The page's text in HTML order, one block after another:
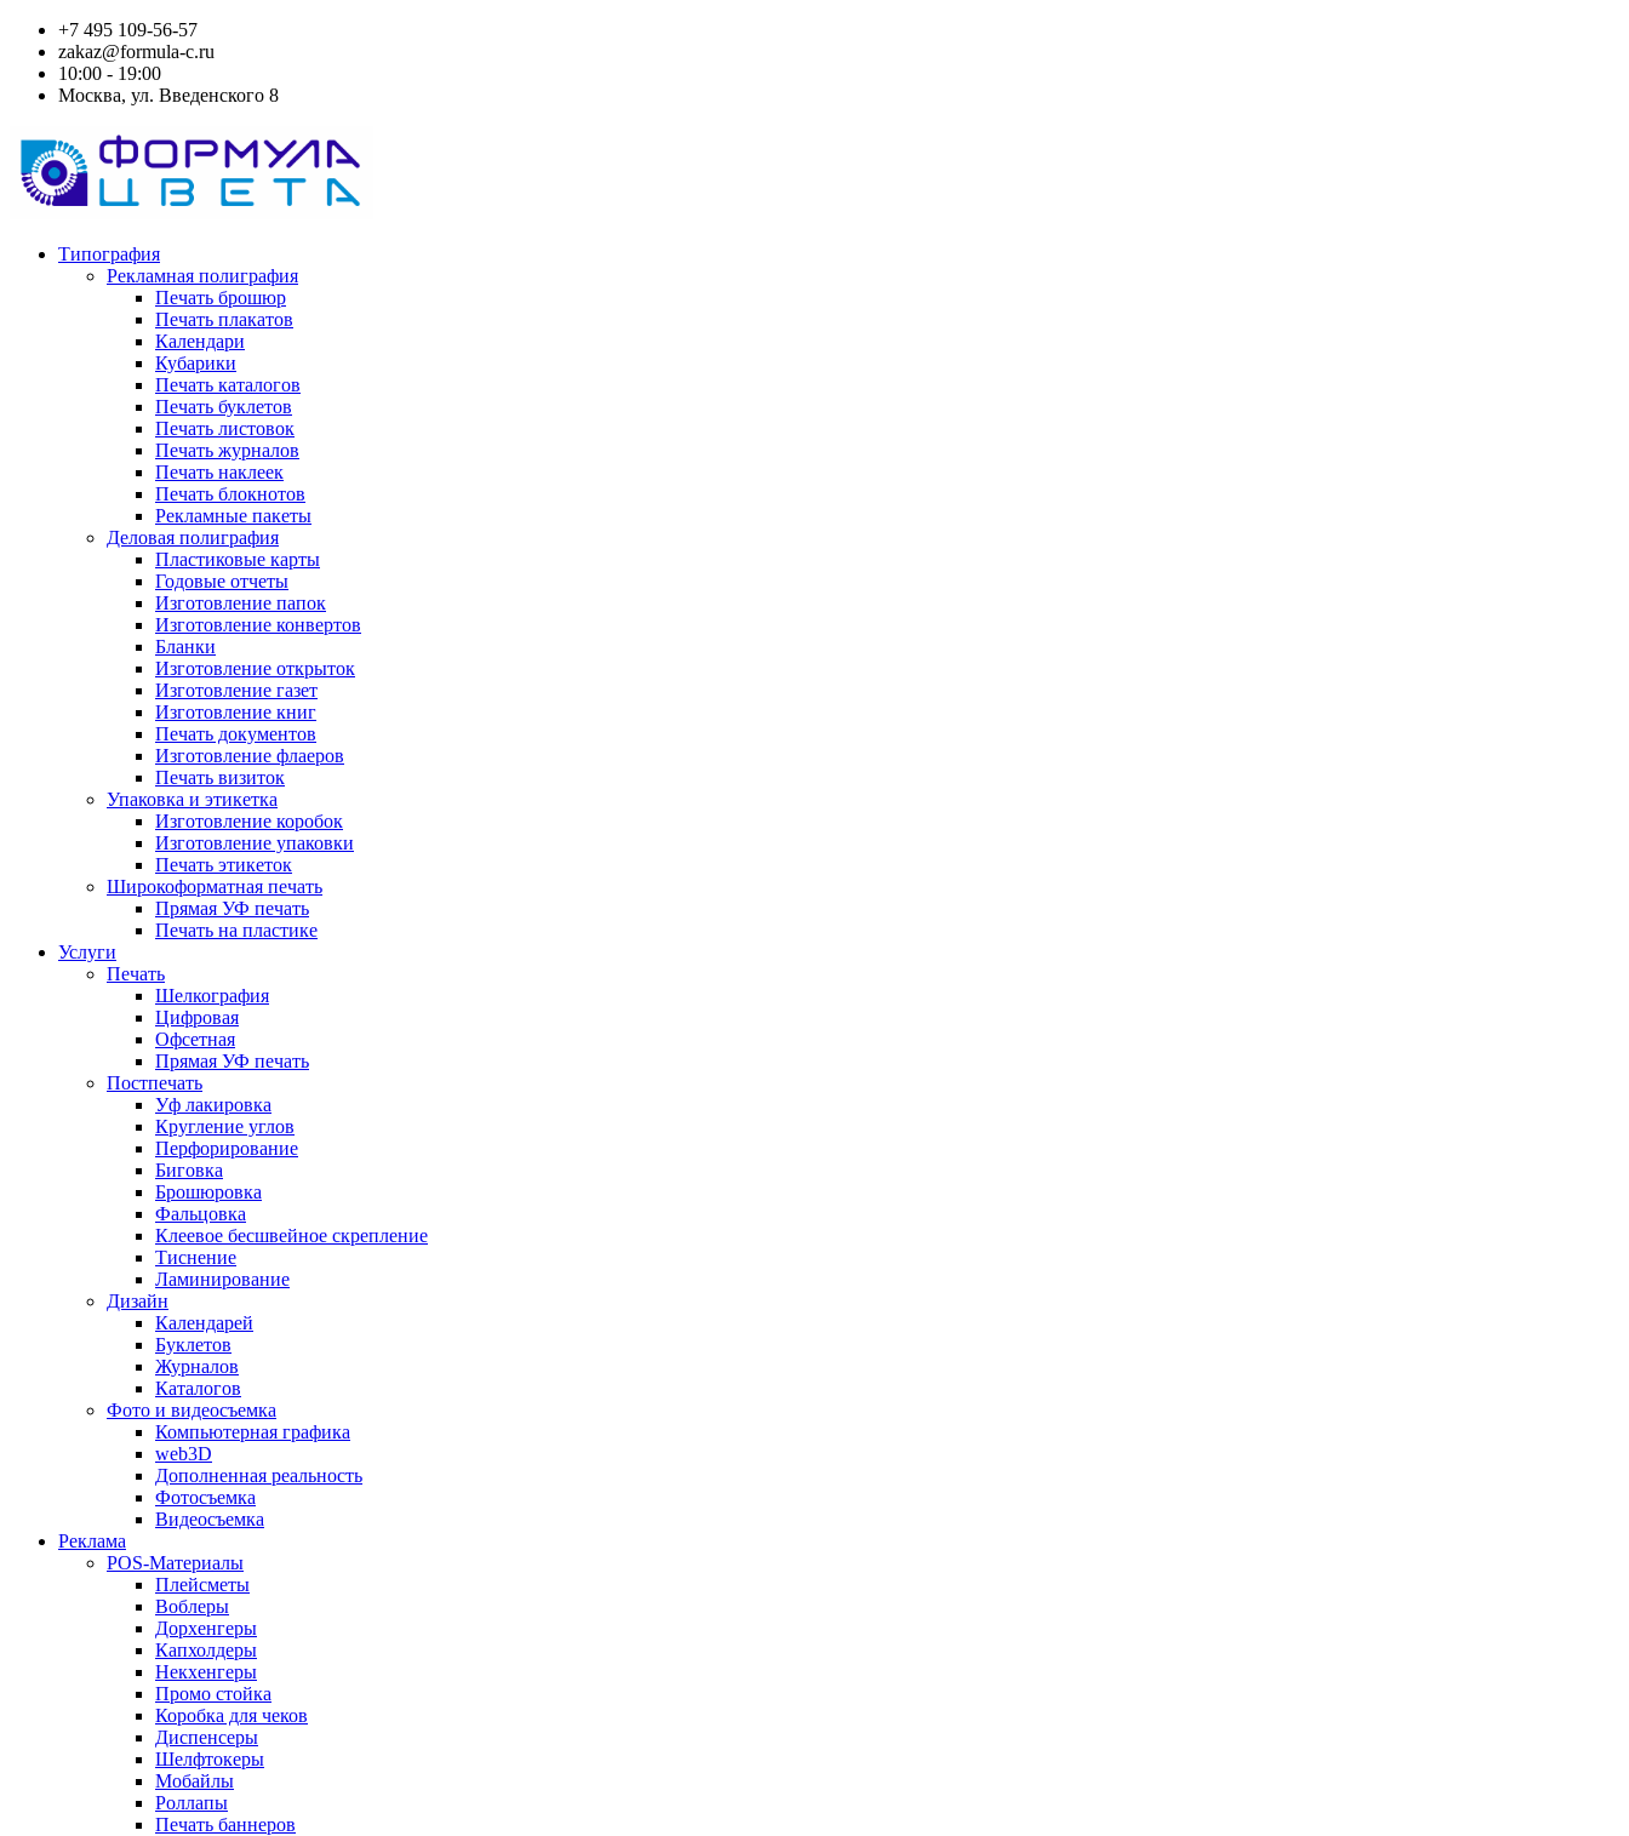
+7 495 109-56-57
zakaz@formula-c.ru
10:00 - 19:00
Москва, ул. Введенского 8
Типография
Рекламная полиграфия
Печать брошюр
Печать плакатов
Календари
Кубарики
Печать каталогов
Печать буклетов
Печать листовок
Печать журналов
Печать наклеек
Печать блокнотов
Рекламные пакеты
Деловая полиграфия
Пластиковые карты
Годовые отчеты
Изготовление папок
Изготовление конвертов
Бланки
Изготовление открыток
Изготовление газет
Изготовление книг
Печать документов
Изготовление флаеров
Печать визиток
Упаковка и этикетка
Изготовление коробок
Изготовление упаковки
Печать этикеток
Широкоформатная печать
Прямая УФ печать
Печать на пластике
Услуги
Печать
Шелкография
Цифровая
Офсетная
Прямая УФ печать
Постпечать
Уф лакировка
Кругление углов
Перфорирование
Биговка
Брошюровка
Фальцовка
Клеевое бесшвейное скрепление
Тиснение
Ламинирование
Дизайн
Календарей
Буклетов
Журналов
Каталогов
Фото и видеосъемка
Компьютерная графика
web3D
Дополненная реальность
Фотосъемка
Видеосъемка
Реклама
POS-Материалы
Плейсметы
Воблеры
Дорхенгеры
Капхолдеры
Некхенгеры
Промо стойка
Коробка для чеков
Диспенсеры
Шелфтокеры
Мобайлы
Роллапы
Печать баннеров